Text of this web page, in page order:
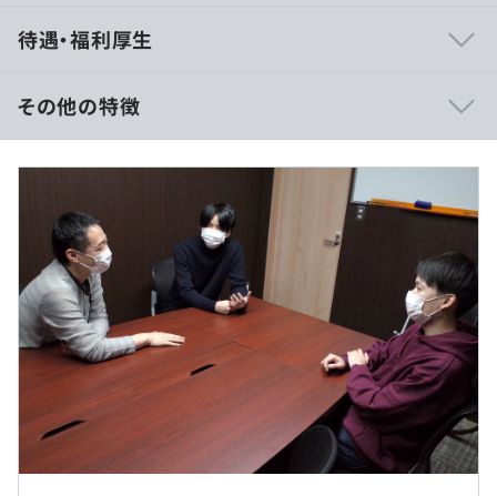
グした上で仕事をアサインしています。
り取ってフレッシュな状態で働けるようにフォローしてい
ます。
1．.NET用独自フレームワーク 及び ワークフローエンジ
ン開発
2．大手建設コンサルタント会社基幹システム開発・運用
・1を利用した SAP社のR/3等とのデータ連携システム
（購買管理／営業管理）
・購買管理／営業管理と連携した利益管理システム（進
捗予実管理）
・ソフトウェアのライセンス管理システム
・出張精算・交通費精算等を一括しておこなう旅費精算
システム
待遇・福利厚生
■賃金形態：月給制
■基本給：約25万円～
■時間外手当支給（残業代100%支給）
年収例）
年収420万円／経験2年
年収540万円／経験5年
年収650万円／経験8年
は年収提示額を保証するものではありません）
その他の特徴